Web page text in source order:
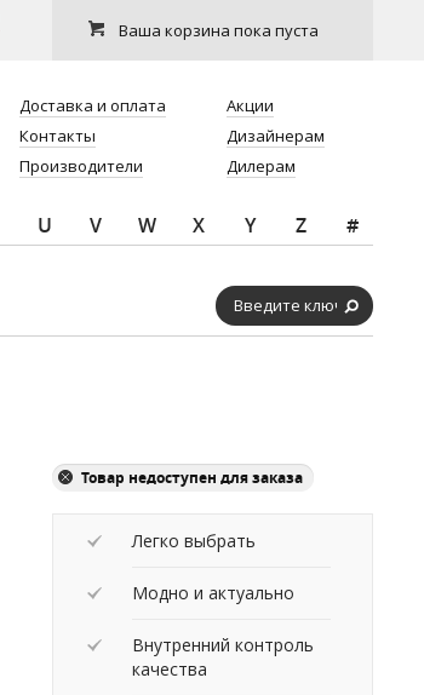
Ваша корзина пока пуста
Доставка и оплата
Контакты
Производители
Акции
Дизайнерам
Дилерам
U V W X Y Z #
Товар недоступен для заказа
Легко выбрать
Модно и актуально
Внутренний контроль
качества